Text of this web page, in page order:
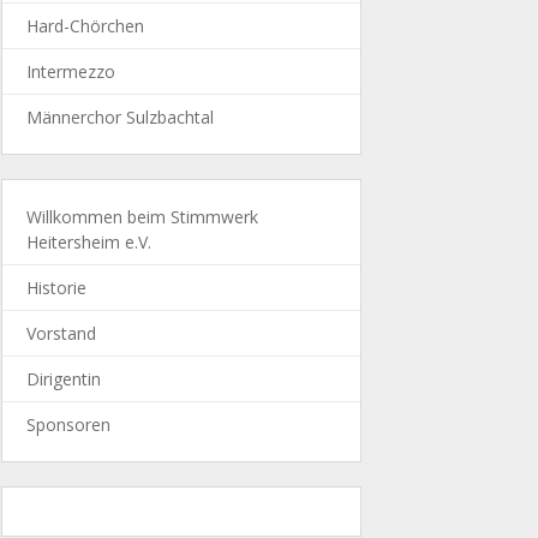
Hard-Chörchen
Intermezzo
Männerchor Sulzbachtal
Willkommen beim Stimmwerk
Heitersheim e.V.
Historie
Vorstand
Dirigentin
Sponsoren